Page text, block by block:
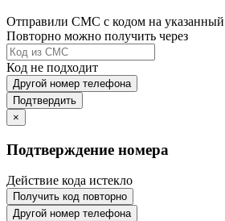
Отправили СМС с кодом на
Повторно можно получить через
Код не подходит
Другой номер телефона
Подтвердить
×
Подтверждение номера
Действие кода истекло
Получить код повторно
Другой номер телефона